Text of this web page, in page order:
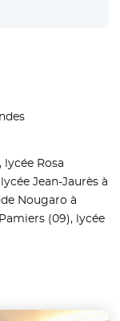
Rosa
Jean-Jaurès à
Nougaro à
(09), lycée